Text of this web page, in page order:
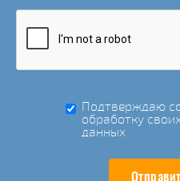
Подтверждаю
обработку
данных